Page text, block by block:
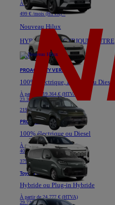
À partir de40.628 € (HTVA)
499 € /mois (HTVA) *
Nouveau Hilux
HYBRIDE, ÉLECTRIQUE, AUTRE
À partir de 42.223 € (HTVA)
PROACE CITY VERSO
100% électrique, Essence ou Diesel
À partir de 19.364 € (HTVA)
23.331 €
219 € /mois (HTVA) *
PROACE VERSO
100% électrique ou Diesel
À partir de34.442 € (HTVA)
40.517 €
379 € /mois (HTVA) *
Toyota C-HR
Hybride ou Plug-in Hybride
À partir de 24.777 € (HTVA)
29.736 €